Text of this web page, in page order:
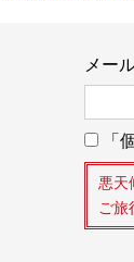
メー
「
悪天
ご旅